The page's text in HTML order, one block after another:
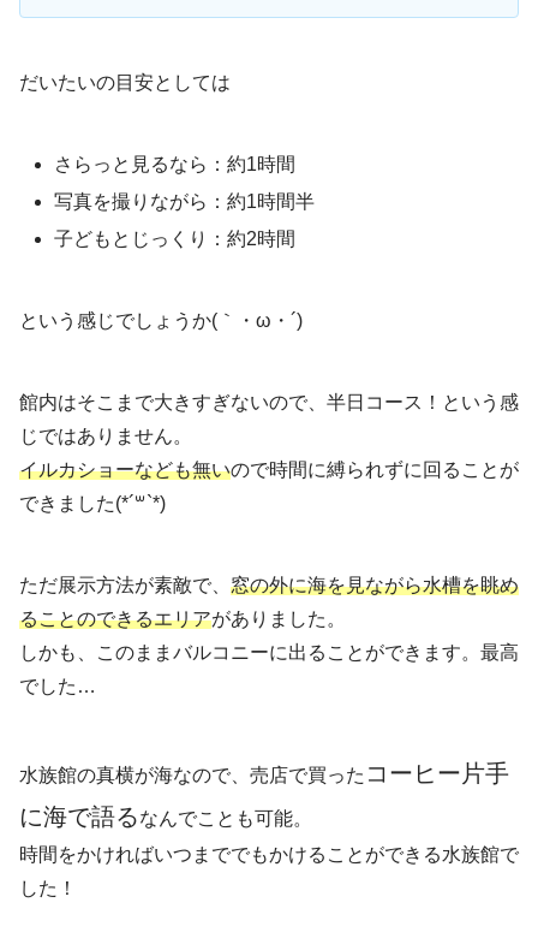
だいたいの目安としては
さらっと見るなら：約1時間
写真を撮りながら：約1時間半
子どもとじっくり：約2時間
という感じでしょうか(｀・ω・´)
館内はそこまで大きすぎないので、半日コース！という感
じではありません。
イルカショーなども無いので時間に縛られずに回ることが
できました(*´꒳`*)
ただ展示方法が素敵で、 窓の外に海を見ながら水槽を眺め
ることのできるエリアがありました。
しかも、このままバルコニーに出ることができます。最高
でした…
水族館の真横が海なので、売店で買った コーヒー片手
に海で語るなんでことも可能。
時間をかければいつまででもかけることができる水族館で
した！